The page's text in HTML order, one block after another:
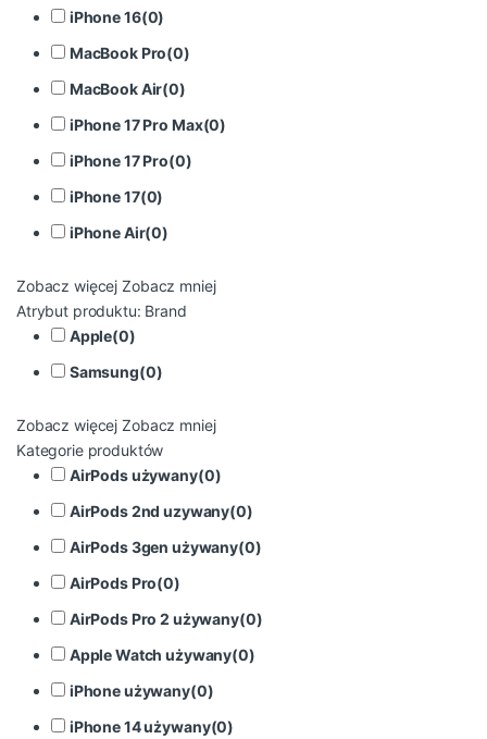
iPhone 16(0)
MacBook Pro(0)
MacBook Air(0)
iPhone 17 Pro Max(0)
iPhone 17 Pro(0)
iPhone 17(0)
iPhone Air(0)
Zobacz więcej Zobacz mniej
Atrybut produktu: Brand
Apple(0)
Samsung(0)
Zobacz więcej Zobacz mniej
Kategorie produktów
AirPods używany(0)
AirPods 2nd uzywany(0)
AirPods 3gen używany(0)
AirPods Pro(0)
AirPods Pro 2 używany(0)
Apple Watch używany(0)
iPhone używany(0)
iPhone 14 używany(0)